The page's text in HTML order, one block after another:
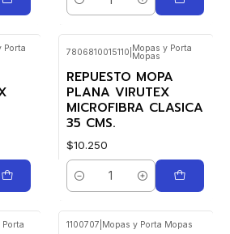
Cantidad
Porta 7806810015110 Mopas y Porta
Mopas
REPUESTO MOPA
PLANA VIRUTEX
MICROFIBRA CLASICA
35 CMS.
$10.250
Cantidad
Porta 1100707 Mopas y Porta Mopas